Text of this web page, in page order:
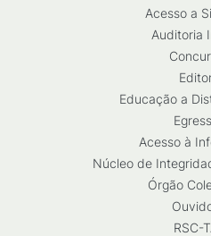
Acesso a
Auditoria
Educação a
Acesso à
Núcleo de
Órgão
RSC-